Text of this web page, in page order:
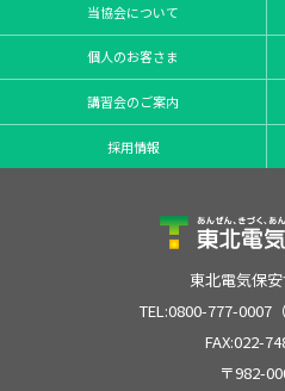
当協会について
個人のお客さま
講習会のご案内
採用情報
東北電気保
TEL:0800-777-0007
FAX:022-
〒982-